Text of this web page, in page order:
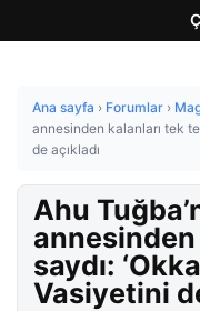
Ana sayfa › Forumlar ›
annesinden kalanları tek
de açıkladı
Ahu
saydı:
Vasiyetini